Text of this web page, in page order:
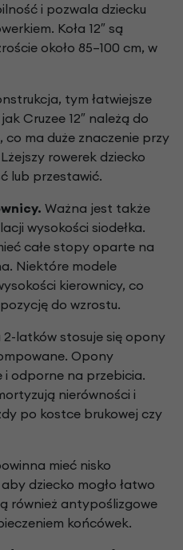
i pozwala dziecku
Koła 12″ są
około 85–100 cm, w
tym łatwiejsze
Cruzee 12″ należą do
co ma duże znaczenie przy
rowerek dziecko
lub przestawić.
Ważna jest także
wysokości siodełka.
całe stopy oparte na
Niektóre modele
kierownicy, co
do wzrostu.
latków stosuje się opony
Opony
i odporne na przebicia.
nierówności i
po kostce brukowej czy
mieć nisko
dziecko mogło łatwo
również antypoślizgowe
końcówek.